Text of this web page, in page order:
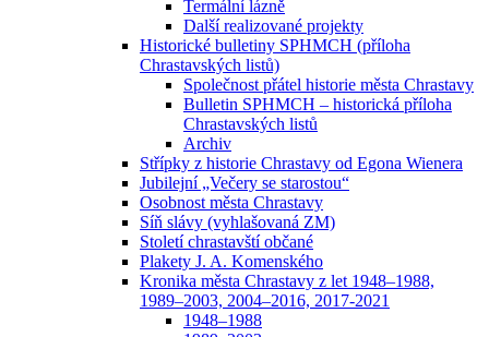
Termální lázně
Další realizované projekty
Historické bulletiny SPHMCH (příloha
Chrastavských listů)
Společnost přátel historie města Chrastavy
Bulletin SPHMCH – historická příloha
Chrastavských listů
Archiv
Střípky z historie Chrastavy od Egona Wienera
Jubilejní „Večery se starostou“
Osobnost města Chrastavy
Síň slávy (vyhlašovaná ZM)
Století chrastavští občané
Plakety J. A. Komenského
Kronika města Chrastavy z let 1948–1988,
1989–2003, 2004–2016, 2017-2021
1948–1988